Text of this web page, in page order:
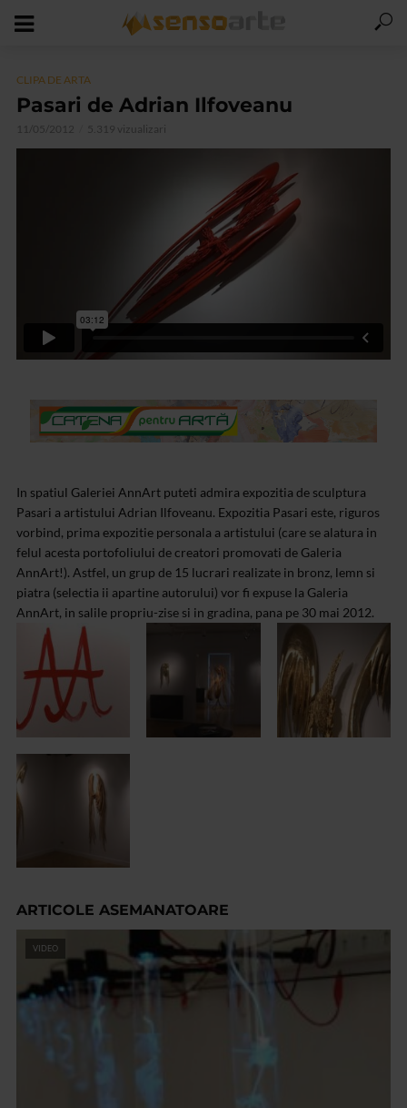
CLIPA DE ARTA
Pasari de Adrian Ilfoveanu
11/05/2012 5.319 vizualizari
In spatiul Galeriei AnnArt puteti admira expozitia de sculptura
Pasari a artistului Adrian Ilfoveanu. Expozitia Pasari este, riguros
vorbind, prima expozitie personala a artistului (care se alatura in
felul acesta portofoliului de creatori promovati de Galeria
AnnArt!). Astfel, un grup de 15 lucrari realizate in bronz, lemn si
piatra (selectia ii apartine autorului) vor fi expuse la Galeria
AnnArt, in salile propriu-zise si in gradina, pana pe 30 mai 2012.
ARTICOLE ASEMANATOARE
VIDEO